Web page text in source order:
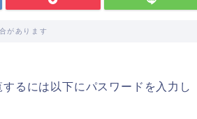
があります
るには以下にパスワードを入力し